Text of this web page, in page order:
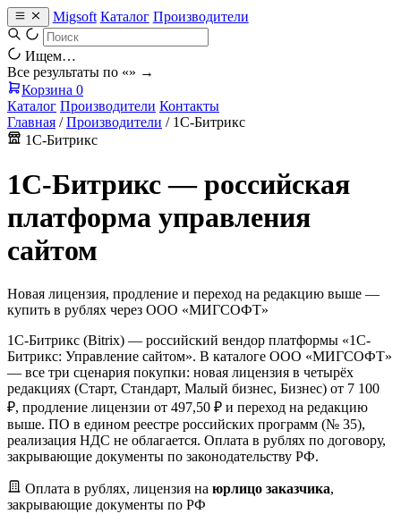
Migsoft Каталог Производители
Ищем…
Все результаты по «» →
Корзина 0
Каталог Производители Контакты
Главная / Производители / 1С-Битрикс
1С-Битрикс
1С-Битрикс — российская
платформа управления
сайтом
Новая лицензия, продление и переход на редакцию выше —
купить в рублях через ООО «МИГСОФТ»
1С-Битрикс (Bitrix) — российский вендор платформы «1С-
Битрикс: Управление сайтом». В каталоге ООО «МИГСОФТ»
— все три сценария покупки: новая лицензия в четырёх
редакциях (Старт, Стандарт, Малый бизнес, Бизнес) от 7 100
₽, продление лицензии от 497,50 ₽ и переход на редакцию
выше. ПО в едином реестре российских программ (№ 35),
реализация НДС не облагается. Оплата в рублях по договору,
закрывающие документы по законодательству РФ.
Оплата в рублях, лицензия на юрлицо заказчика,
закрывающие документы по РФ